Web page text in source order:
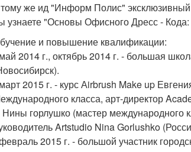
же ид "Информ Полис"
узнаете "Основы Офисного Дресс -
и повышение квалификации:
2014 г., октябрь 2014 г. - большая
2015 г. - курс Аirbrush Make up
класса, арт-директор
горлушко (мастер международного
Artstudio Nina Gorlushko
2015 г. - большой участник